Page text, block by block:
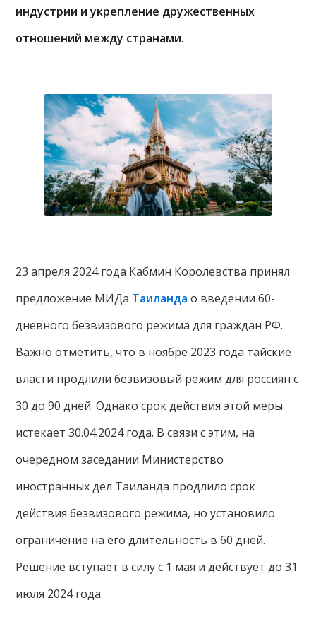
индустрии и укрепление дружественных
отношений между странами.
23 апреля 2024 года Кабмин Королевства принял
предложение МИДа Таиланда о введении 60-
дневного безвизового режима для граждан РФ.
Важно отметить, что в ноябре 2023 года тайские
власти продлили безвизовый режим для россиян с
30 до 90 дней. Однако срок действия этой меры
истекает 30.04.2024 года. В связи с этим, на
очередном заседании Министерство
иностранных дел Таиланда продлило срок
действия безвизового режима, но установило
ограничение на его длительность в 60 дней.
Решение вступает в силу с 1 мая и действует до 31
июля 2024 года.